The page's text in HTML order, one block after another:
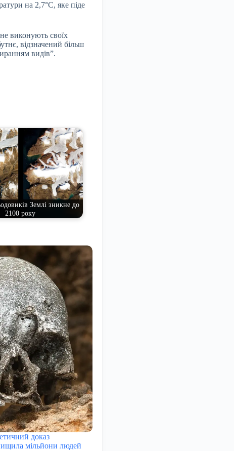
на 2,7°С, яке піде
виконують своїх
відзначений більш
видів”.
Землі зникне до
2100 року
доказ
мільйони людей